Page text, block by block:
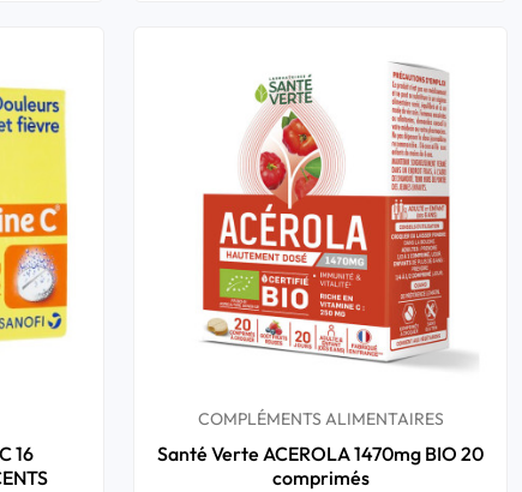
16
COMPLÉMENTS ALIMENTAIRES
Santé Verte ACEROLA 1470mg BIO 20
comprimés